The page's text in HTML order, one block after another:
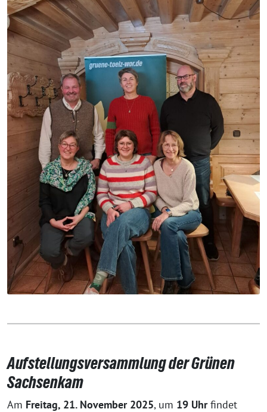
Aufstellungsversammlung der Grünen
Sachsenkam
Am Freitag, 21. November 2025, um 19 Uhrfindet